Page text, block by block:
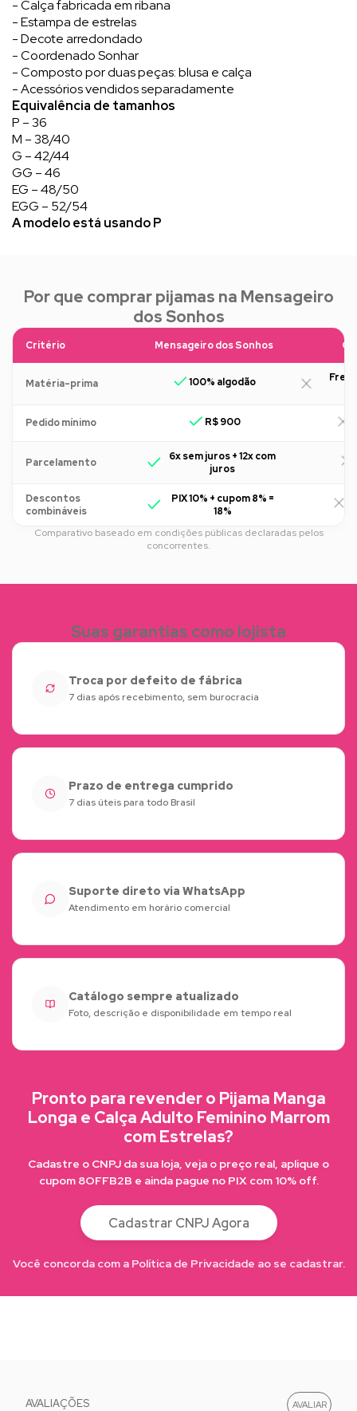
- Calça fabricada em ribana
- Estampa de estrelas
- Decote arredondado
- Coordenado Sonhar
- Composto por duas peças: blusa e calça
- Acessórios vendidos separadamente
Equivalência de tamanhos
P – 36
M – 38/40
G – 42/44
GG – 46
EG – 48/50
EGG – 52/54
A modelo está usando P
Por que comprar pijamas na Mensageiro
dos Sonhos
Critério Mensageiro dos Sonhos
Matéria-prima 100% algodão
Pedido mínimo R$ 900
Parcelamento
6x sem juros + 12x com
juros
Descontos
combináveis
PIX 10% + cupom 8% =
18%
Comparativo baseado em condições públicas declaradas pelos
concorrentes.
Suas garantias como lojista
Troca por defeito de fábrica
7 dias após recebimento, sem burocracia
Prazo de entrega cumprido
7 dias úteis para todo Brasil
Suporte direto via WhatsApp
Atendimento em horário comercial
Catálogo sempre atualizado
Foto, descrição e disponibilidade em tempo real
Pronto para revender o Pijama Manga
Longa e Calça Adulto Feminino Marrom
com Estrelas?
Cadastre o CNPJ da sua loja, veja o preço real, aplique o
cupom 8OFFB2B e ainda pague no PIX com 10% off.
Cadastrar CNPJ Agora
Você concorda com a Política de Privacidade ao se cadastrar.
AVALIAÇÕES